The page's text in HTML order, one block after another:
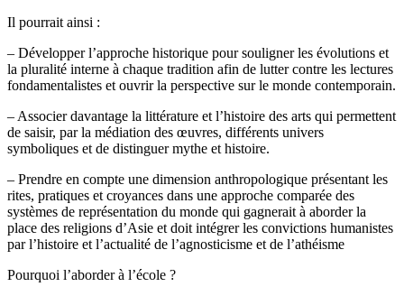
Il pourrait ainsi :
– Développer l’approche historique pour souligner les évolutions et
la pluralité interne à chaque tradition afin de lutter contre les lectures
fondamentalistes et ouvrir la perspective sur le monde contemporain.
– Associer davantage la littérature et l’histoire des arts qui permettent
de saisir, par la médiation des œuvres, différents univers
symboliques et de distinguer mythe et histoire.
– Prendre en compte une dimension anthropologique présentant les
rites, pratiques et croyances dans une approche comparée des
systèmes de représentation du monde qui gagnerait à aborder la
place des religions d’Asie et doit intégrer les convictions humanistes
par l’histoire et l’actualité de l’agnosticisme et de l’athéisme
Pourquoi l’aborder à l’école ?